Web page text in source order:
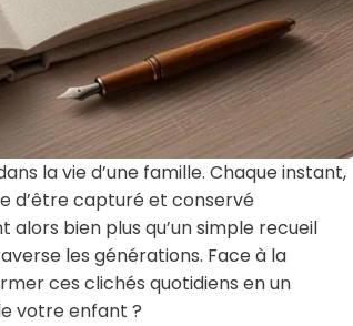
la vie d’une famille. Chaque instant,
d’être capturé et conservé
bien plus qu’un simple recueil
les générations. Face à la
ces clichés quotidiens en un
votre enfant ?